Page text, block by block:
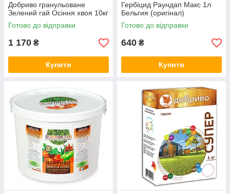
Добриво гранульоване
Зелений гай Осіння хвоя 10кг
Готово до відправки
1 170 ₴
Купити
Гербіцид Раундап Макс 1л
Бельгия (оригінал)
Готово до відправки
640 ₴
Купити